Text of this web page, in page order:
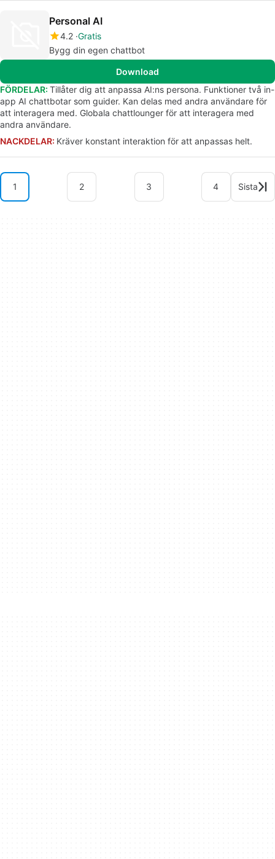
Personal AI
4.2 Gratis
Bygg din egen chattbot
Download
FÖRDELAR: Tillåter dig att anpassa AI:ns persona. Funktioner två in-
app AI chattbotar som guider. Kan delas med andra användare för
att interagera med. Globala chattlounger för att interagera med
andra användare.
NACKDELAR: Kräver konstant interaktion för att anpassas helt.
1 2 3 4 Sista